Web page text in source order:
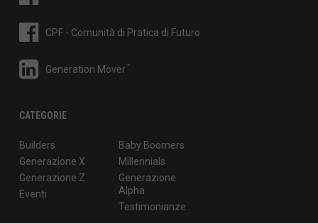
CPF - Comunità di Pratica di Futuro
Generation Mover™
CATEGORIE
Builders
Baby Boomers
Generazione X
Millennials
Generazione Z
Generazione
Alpha
Eventi
Testimonianze